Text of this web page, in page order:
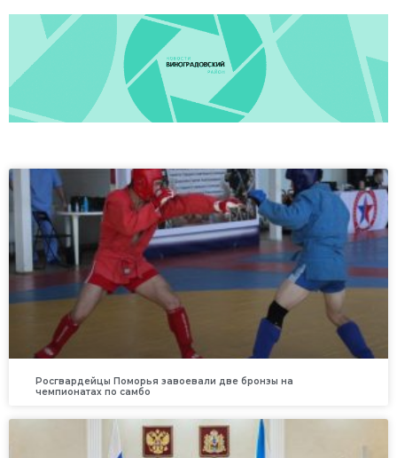
Росгвардейцы Поморья завоевали две бронзы на
чемпионатах по самбо